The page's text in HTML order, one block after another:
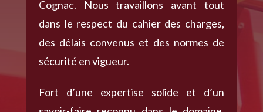
Cognac. Nous travaillons avant tout
dans le respect du cahier des charges,
des délais convenus et des normes de
sécurité en vigueur.
Fort d’une expertise solide et d’un